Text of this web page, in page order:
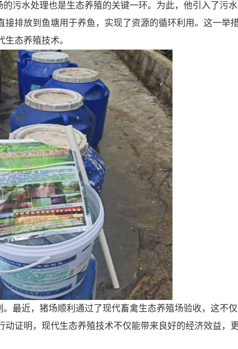
污水处理也是生态养殖的关键一环。为此，他引入了污
排放到鱼塘用于养鱼，实现了资源的循环利用。这一举
态养殖技术。
最近，猪场顺利通过了现代畜禽生态养殖场验收，这不
证明，现代生态养殖技术不仅能带来良好的经济效益，